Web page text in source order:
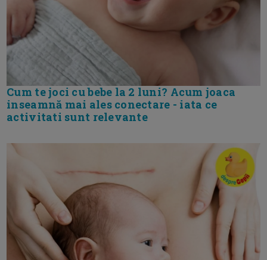
Cum te joci cu bebe la 2 luni? Acum joaca
inseamnă mai ales conectare - iata ce
activitati sunt relevante